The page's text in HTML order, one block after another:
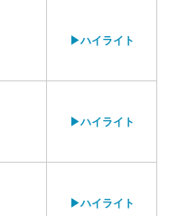
▶ハイライト
▶ハイライト
▶ハイライト